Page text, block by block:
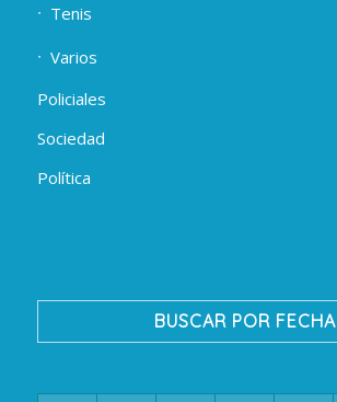
Tenis
Varios
Policiales
Sociedad
Política
BUSCAR POR FECHA